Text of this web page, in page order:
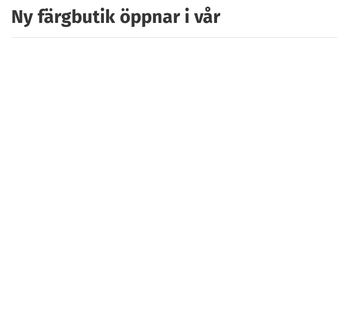
Ny färgbutik öppnar i vår